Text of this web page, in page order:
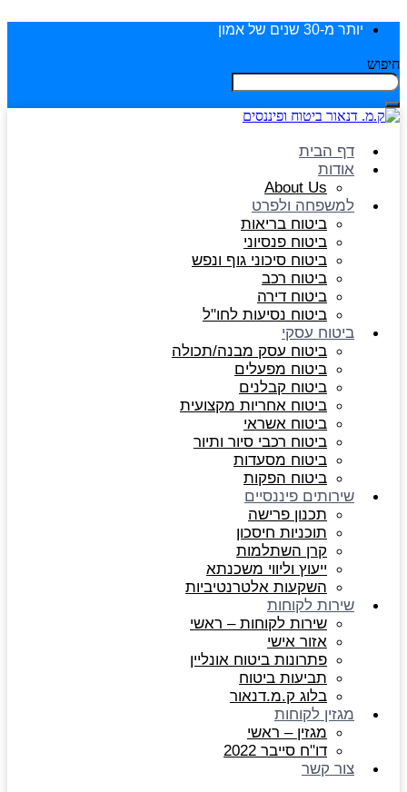
יותר מ-30 שנים של אמון
חיפוש
דף הבית
אודות
About Us
למשפחה ולפרט
ביטוח בריאות
ביטוח פנסיוני
ביטוח סיכוני גוף ונפש
ביטוח רכב
ביטוח דירה
ביטוח נסיעות לחו"ל
ביטוח עסקי
ביטוח עסק מבנה/תכולה
ביטוח מפעלים
ביטוח קבלנים
ביטוח אחריות מקצועית
ביטוח אשראי
ביטוח רכבי סיור ותיור
ביטוח מסעדות
ביטוח הפקות
שירותים פיננסיים
תכנון פרישה
תוכניות חיסכון
קרן השתלמות
ייעוץ וליווי משכנתא
השקעות אלטרנטיביות
שירות לקוחות
שירות לקוחות – ראשי
אזור אישי
פתרונות ביטוח אונליין
תביעות ביטוח
בלוג ק.מ.דנאור
מגזין לקוחות
מגזין – ראשי
דו"ח סייבר 2022
צור קשר